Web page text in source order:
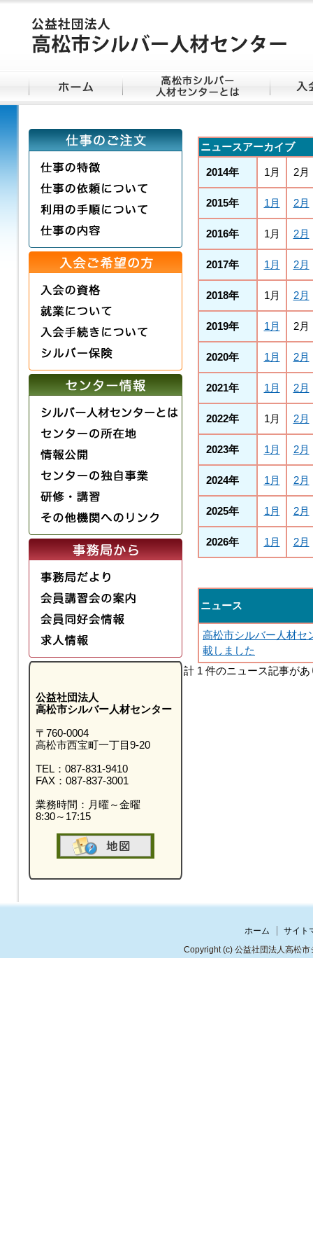
公益社団法人
高松市シルバー人材センター
〒760-0004
高松市西宝町一丁目9-20
TEL：087-831-9410
FAX：087-837-3001
業務時間：月曜～金曜
8:30～17:15
ニュースアーカイブ
2014年 1月 2月
2015年 1月 2月
2016年 1月 2月
2017年 1月 2月
2018年 1月 2月
2019年 1月 2月
2020年 1月 2月
2021年 1月 2月
2022年 1月 2月
2023年 1月 2月
2024年 1月 2月
2025年 1月 2月
2026年 1月 2月
ニュース
高松市シルバー人材セ
載しました
計 1 件のニュース記事があ
ホーム
サイト
Copyright(c) 公益社団法人高松市